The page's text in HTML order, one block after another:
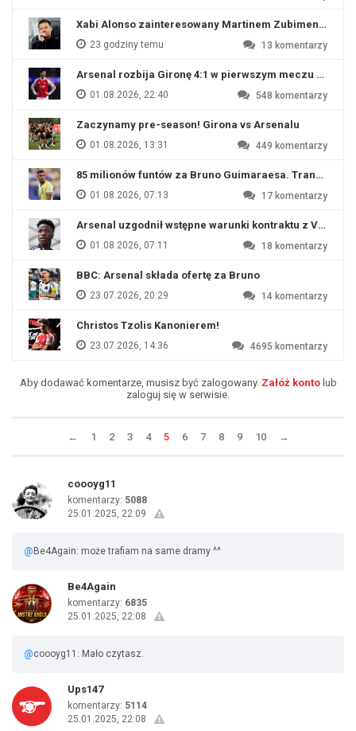
Xabi Alonso zainteresowany Martinem Zubimendim
23 godziny temu 13 komentarzy
Arsenal rozbija Gironę 4:1 w pierwszym meczu
01.08.2026, 22:40 548 komentarzy
Zaczynamy pre-season! Girona vs Arsenalu
01.08.2026, 13:31 449 komentarzy
85 milionów funtów za Bruno Guimaraesa. Transfer
01.08.2026, 07:13 17 komentarzy
Arsenal uzgodnił wstępne warunki kontraktu z
01.08.2026, 07:11 18 komentarzy
BBC: Arsenal składa ofertę za Bruno
23.07.2026, 20:29 14 komentarzy
Christos Tzolis Kanonierem!
23.07.2026, 14:36 4695 komentarzy
Aby dodawać komentarze, musisz być zalogowany. Załóż kontolub
zaloguj się w serwisie.
← 1 2 3 4 5 6 7 8 9 10 →
coooyg11
komentarzy: 5088
25.01.2025, 22:09
@ Be4Again: może trafiam na same dramy ^^
Be4Again
komentarzy: 6835
25.01.2025, 22:08
@coooyg11: Mało czytasz.
Ups147
komentarzy: 5114
25.01.2025, 22:08